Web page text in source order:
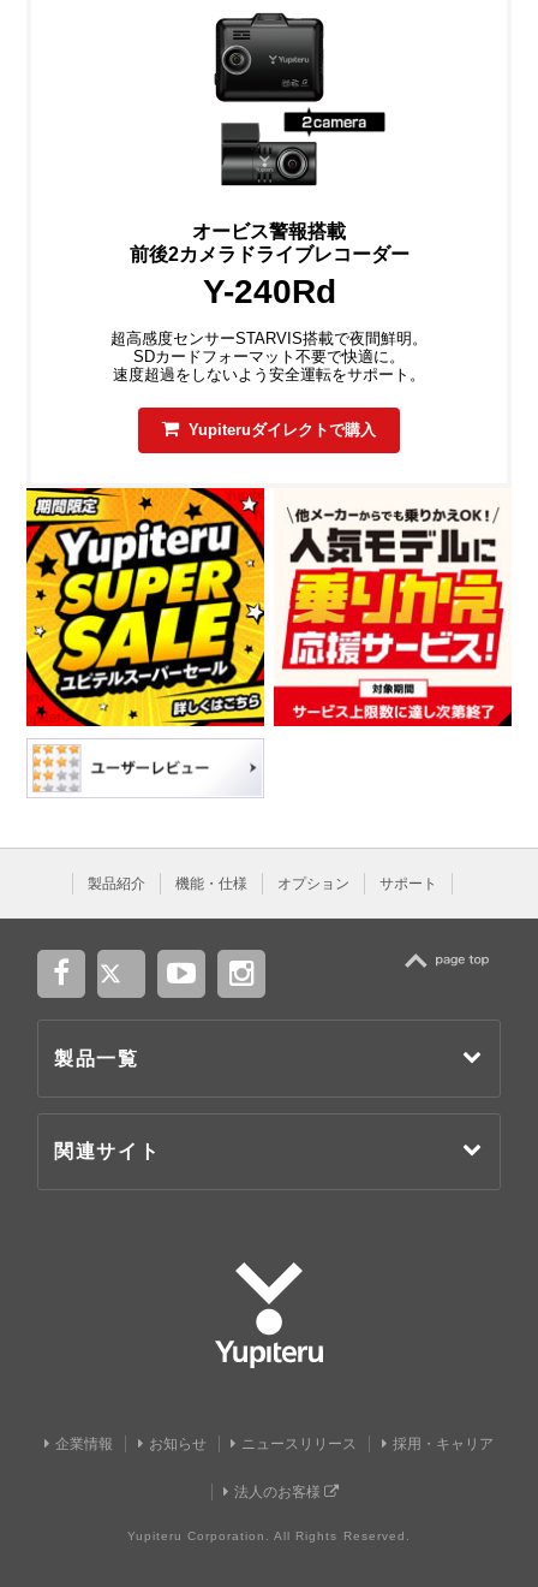
オービス警報搭載
前後2カメラドライブレコーダー
Y-240Rd
超高感度センサーSTARVIS搭載で夜間鮮明。
SDカードフォーマット不要で快適に。
速度超過をしないよう安全運転をサポート。
Yupiteruダイレクトで購入
製品紹介 機能・仕様 オプション サポート
製品一覧
関連サイト
企業情報 お知らせ ニュースリリース 採用・キャリア
法人のお客様
Yupiteru Corporation. All Rights Reserved.